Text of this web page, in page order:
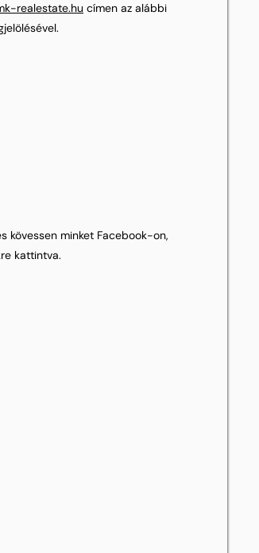
realestate.hu címen az alábbi
kövessen minket Facebook-on,
kattintva.